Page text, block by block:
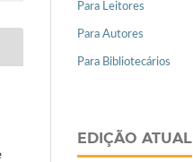
Para Leitores
Para Autores
Para Bibliotecários
EDIÇÃO ATUAL